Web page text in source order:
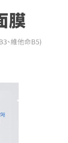
意方可使用
公司不負相關責
狀況，依本公司即
惡意使用之情形，